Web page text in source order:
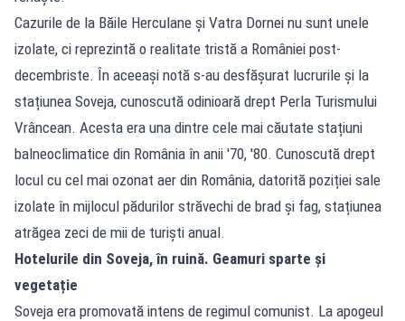
Cazurile de la Băile Herculane și Vatra Dornei nu sunt unele
izolate, ci reprezintă o realitate tristă a României post-
decembriste. În aceeași notă s-au desfășurat lucrurile și la
stațiunea Soveja, cunoscută odinioară drept Perla Turismului
Vrâncean. Acesta era una dintre cele mai căutate stațiuni
balneoclimatice din România în anii '70, '80. Cunoscută drept
locul cu cel mai ozonat aer din România, datorită poziției sale
izolate în mijlocul pădurilor străvechi de brad și fag, stațiunea
atrăgea zeci de mii de turiști anual.
Hotelurile din Soveja, în ruină. Geamuri sparte și
vegetație
Soveja era promovată intens de regimul comunist. La apogeul